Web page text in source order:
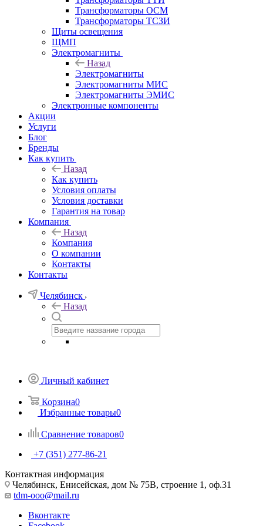
Трансформаторы ОСМ
Трансформаторы ТСЗИ
Щиты освещения
ЩМП
Электромагниты
Назад
Электромагниты
Электромагниты МИС
Электромагниты ЭМИС
Электронные компоненты
Акции
Услуги
Блог
Бренды
Как купить
Назад
Как купить
Условия оплаты
Условия доставки
Гарантия на товар
Компания
Назад
Компания
О компании
Контакты
Контакты
Челябинск
Назад
Личный кабинет
Корзина0
Избранные товары0
Сравнение товаров0
+7 (351) 277-86-21
Контактная информация
Челябинск, Енисейская, дом № 75В, строение 1, оф.31
tdm-ooo@mail.ru
Вконтакте